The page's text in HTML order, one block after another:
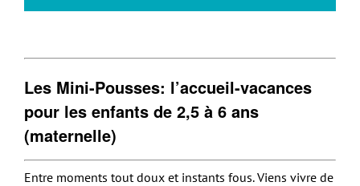
Les Mini-Pousses: l’accueil-vacances
pour les enfants de 2,5 à 6 ans
(maternelle)
Entre moments tout doux et instants fous. Viens vivre de